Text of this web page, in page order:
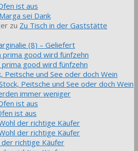
ist aus
Marga sei Dank
zu Zu Tisch in der Gaststätte
(8) – Geliefert
prima good wird fünfzehn
good wird fünfzehn
Peitsche und See oder doch Wein
Peitsche und See oder doch Wein
immer weniger
ist aus
ist aus
der richtige Käufer
der richtige Käufer
der richtige Käufer